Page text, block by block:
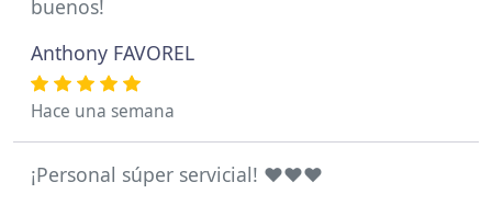
buenos!
Anthony FAVOREL
Hace una semana
¡Personal súper servicial! ❤️❤️❤️